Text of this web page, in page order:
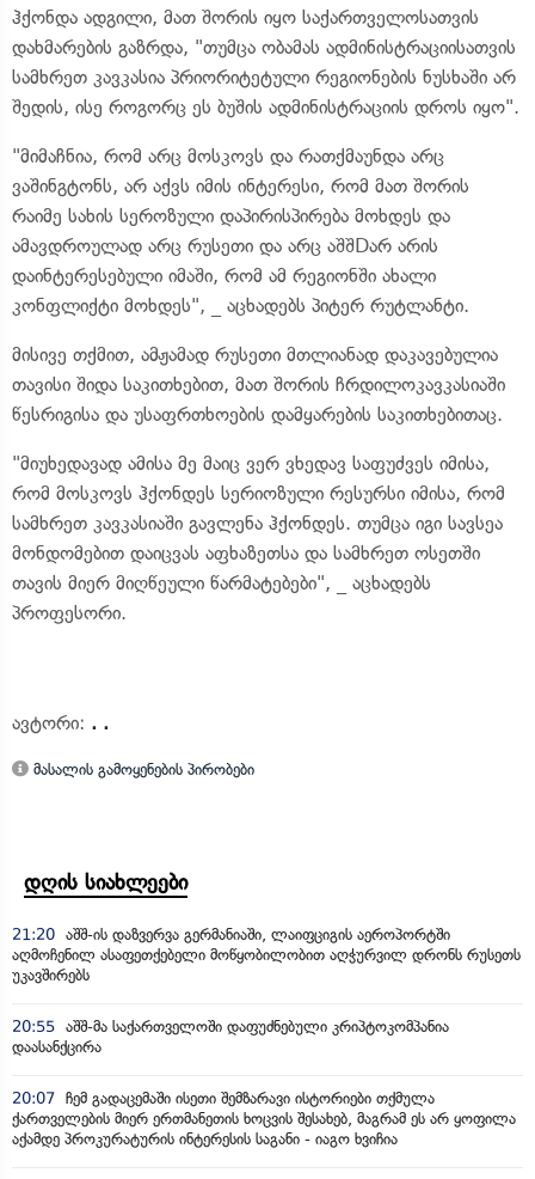
ჰქონდა ადგილი, მათ შორის იყო საქართველოსათვის
დახმარების გაზრდა, "თუმცა ობამას ადმინისტრაციისათვის
სამხრეთ კავკასია პრიორიტეტული რეგიონების ნუსხაში არ
შედის, ისე როგორც ეს ბუშის ადმინისტრაციის დროს იყო".
"მიმაჩნია, რომ არც მოსკოვს და რათქმაუნდა არც
ვაშინგტონს, არ აქვს იმის ინტერესი, რომ მათ შორის
რაიმე სახის სეროზული დაპირისპირება მოხდეს და
ამავდროულად არც რუსეთი და არც აშშDარ არის
დაინტერესებული იმაში, რომ ამ რეგიონში ახალი
კონფლიქტი მოხდეს", _ აცხადებს პიტერ რუტლანტი.
მისივე თქმით, ამჟამად რუსეთი მთლიანად დაკავებულია
თავისი შიდა საკითხებით, მათ შორის ჩრდილოკავკასიაში
წესრიგისა და უსაფრთხოების დამყარების საკითხებითაც.
"მიუხედავად ამისა მე მაიც ვერ ვხედავ საფუძვეს იმისა,
რომ მოსკოვს ჰქონდეს სერიოზული რესურსი იმისა, რომ
სამხრეთ კავკასიაში გავლენა ჰქონდეს. თუმცა იგი სავსეა
მონდომებით დაიცვას აფხაზეთსა და სამხრეთ ოსეთში
თავის მიერ მიღწეული წარმატებები", _ აცხადებს
პროფესორი.
ავტორი: . .
მასალის გამოყენების პირობები
დღის სიახლეები
21:20 აშშ-ის დაზვერვა გერმანიაში, ლაიფციგის აეროპორტში
აღმოჩენილ ასაფეთქებელი მოწყობილობით აღჭურვილ დრონს რუსეთს
უკავშირებს
20:55 აშშ-მა საქართველოში დაფუძნებული კრიპტოკომპანია
დაასანქცირა
20:07 ჩემ გადაცემაში ისეთი შემზარავი ისტორიები თქმულა
ქართველების მიერ ერთმანეთის ხოცვის შესახებ, მაგრამ ეს არ ყოფილა
აქამდე პროკურატურის ინტერესის საგანი - იაგო ხვიჩია